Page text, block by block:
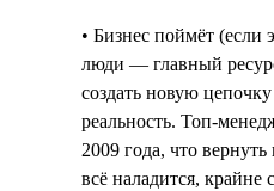
• Бизнес поймёт (если
люди — главный
создать новую
реальность. Топ-
2009 года, что
всё наладится,